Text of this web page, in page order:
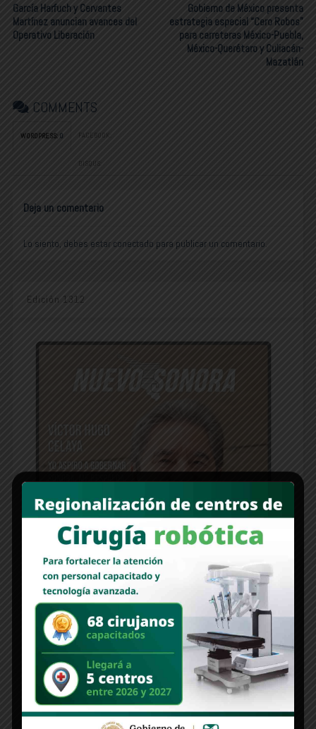
García Harfuch y Cervantes
Martínez anuncian avances del
Operativo Liberación
Gobierno de México presenta
estrategia especial “Cero Robos”
para carreteras México-Puebla,
México-Querétaro y Culiacán-
Mazatlán
COMMENTS
WORDPRESS: 0 FACEBOOK:
DISQUS:
Deja un comentario
Lo siento, debes estar conectado para publicar un comentario.
Edición 1312